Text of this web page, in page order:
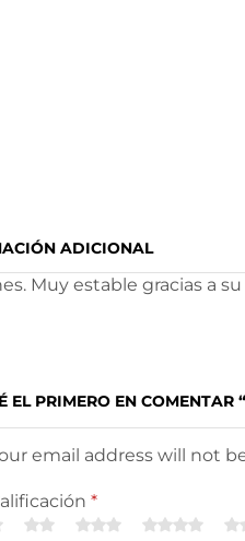
ADICIONAL
Muy estable gracias a
EL PRIMERO EN COMENTAR
email address will not
*